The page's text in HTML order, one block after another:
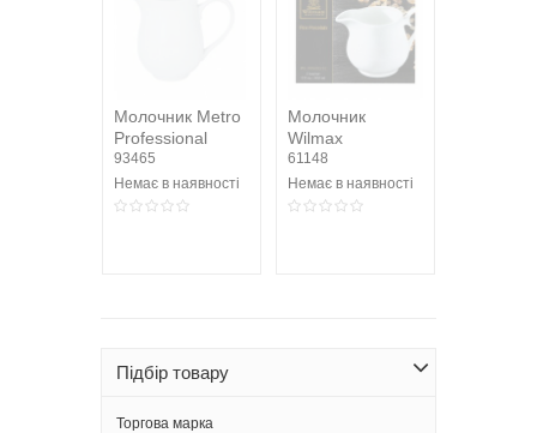
Молочник Metro
Professional
Akami 305мл
93465
Немає в наявності
Молочник
Wilmax
порцеляна
300мл 1шт
61148
Немає в наявності
Підбір товару
Торгова марка